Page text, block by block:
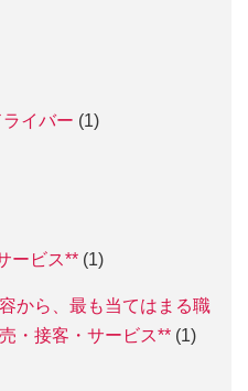
イバー (1)
ービス** (1)
から、最も当てはまる職
・接客・サービス** (1)